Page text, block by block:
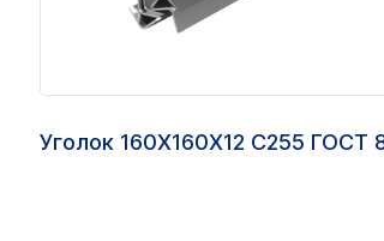
Уголок 160Х160Х12 С255 ГОСТ